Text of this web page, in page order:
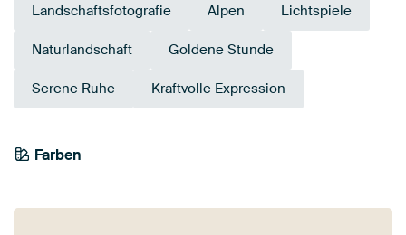
Landschaftsfotografie Alpen Lichtspiele
Naturlandschaft Goldene Stunde
Serene Ruhe Kraftvolle Expression
Farben
Taupe
Mauve
Bronze